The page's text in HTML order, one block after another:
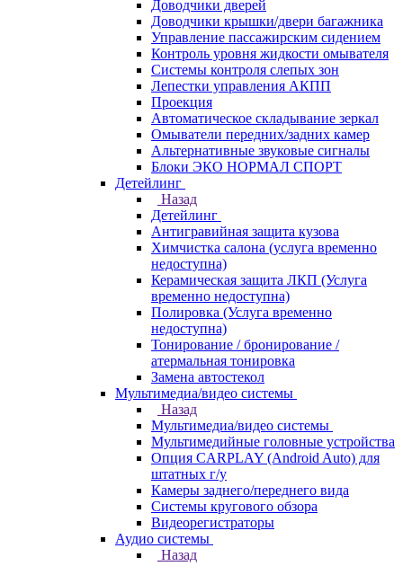
Доводчики дверей
Доводчики крышки/двери багажника
Управление пассажирским сидением
Контроль уровня жидкости омывателя
Системы контроля слепых зон
Лепестки управления АКПП
Проекция
Автоматическое складывание зеркал
Омыватели передних/задних камер
Альтернативные звуковые сигналы
Блоки ЭКО НОРМАЛ СПОРТ
Детейлинг
Назад
Детейлинг
Антигравийная защита кузова
Химчистка салона (услуга временно
недоступна)
Керамическая защита ЛКП (Услуга
временно недоступна)
Полировка (Услуга временно
недоступна)
Тонирование / бронирование /
атермальная тонировка
Замена автостекол
Мультимедиа/видео системы
Назад
Мультимедиа/видео системы
Мультимедийные головные устройства
Опция CARPLAY (Android Auto) для
штатных г/у
Камеры заднего/переднего вида
Системы кругового обзора
Видеорегистраторы
Аудио системы
Назад